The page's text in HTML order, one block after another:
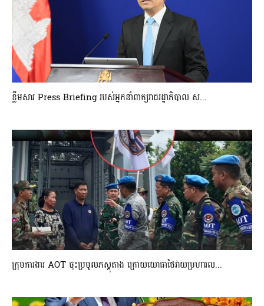
ខ្លឹមសារ Press Briefing របស់អ្នកនាំពាក្យរាជរដ្ឋាភិបាល ស...
ក្រុមការងារ AOT ចុះប្រមូលភស្តុតាង ក្រោយយោធាថៃវាយប្រហារល...